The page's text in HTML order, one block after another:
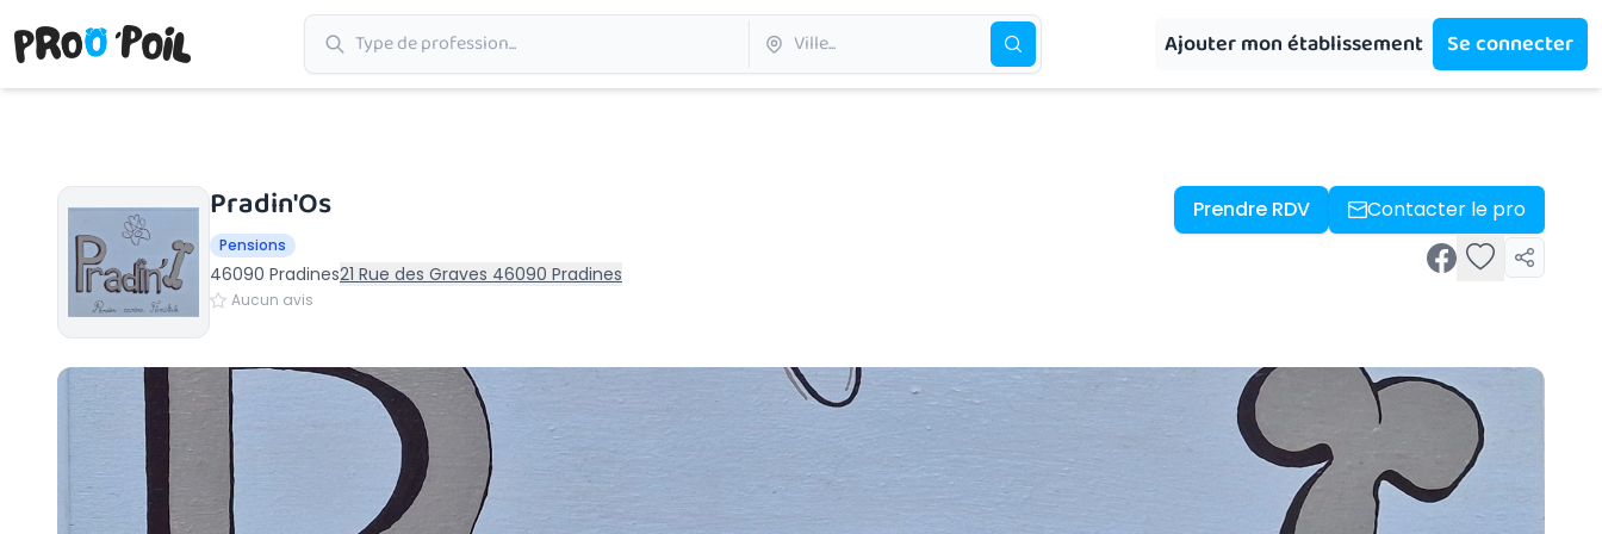
Ajouter mon établissement Se connecter
Accueil›Pradines
Pradin'Os
Pensions
46090 Pradines21 Rue des Graves 46090 Pradines
Aucun avis
Prendre RDV Contacter le pro